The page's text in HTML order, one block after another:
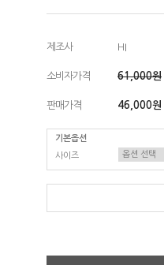
제조사 HI
소비자가격 61,000원
판매가격 46,000원
기본옵션
사이즈